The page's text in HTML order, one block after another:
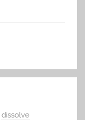
dissolve